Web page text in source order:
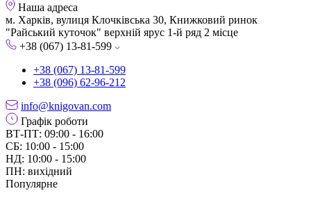
Наша адреса
м. Харків, вулиця Клочківська 30, Книжковий ринок
"Райський куточок" верхній ярус 1-й ряд 2 місце
+38 (067) 13-81-599
+38 (067) 13-81-599
+38 (096) 62-96-212
info@knigovan.com
Графік роботи
ВТ-ПТ: 09:00 - 16:00
СБ: 10:00 - 15:00
НД: 10:00 - 15:00
ПН: вихідний
Популярне